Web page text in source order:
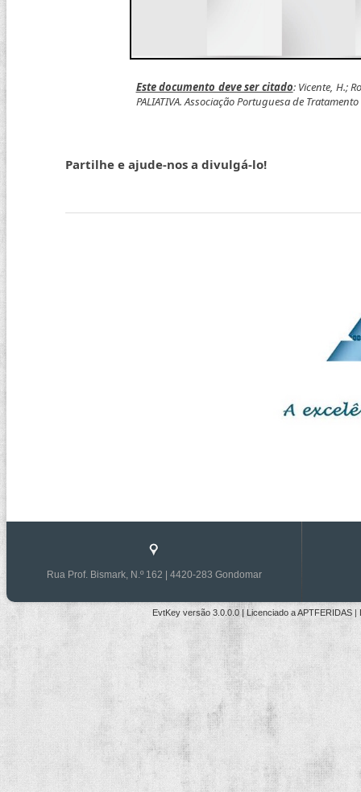
Este documento deve ser citado: Vicente, H.;
PALIATIVA. Associação Portuguesa de
Partilhe e ajude-nos a divulgá-lo!
Rua Prof. Bismark, N.º 162 | 4420-283 Gondomar
EvtKey versão 3.0.0.0| Licenciado aAPTFERIDAS |